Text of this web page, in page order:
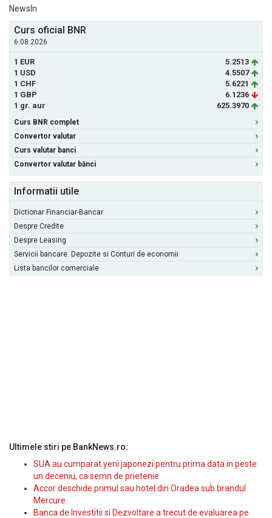
NewsIn
Curs oficial BNR
6.08.2026
1 EUR
5.2513
1 USD
4.5507
1 CHF
5.6221
1 GBP
6.1236
1 gr. aur
625.3970
Curs BNR complet
Convertor valutar
Curs valutar banci
Convertor valutar bănci
Informatii utile
Dictionar Financiar-Bancar
Despre Credite
Despre Leasing
Servicii bancare: Depozite si Conturi de economii
Lista bancilor comerciale
Ultimele stiri pe BankNews.ro:
SUA au cumparat yeni japonezi pentru prima data in peste
un deceniu, ca semn de prietenie
Accor deschide primul sau hotel din Oradea sub brandul
Mercure
Banca de Investitii si Dezvoltare a trecut de evaluarea pe